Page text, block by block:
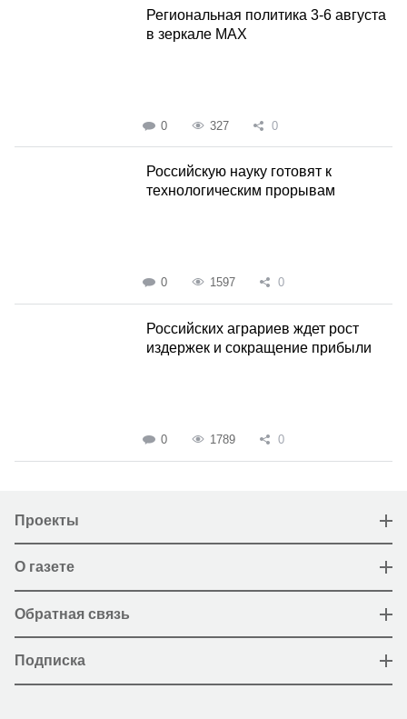
Региональная политика 3-6 августа
в зеркале MAX
0 327 0
Российскую науку готовят к
технологическим прорывам
0 1597 0
Российских аграриев ждет рост
издержек и сокращение прибыли
0 1789 0
Проекты
О газете
Обратная связь
Подписка